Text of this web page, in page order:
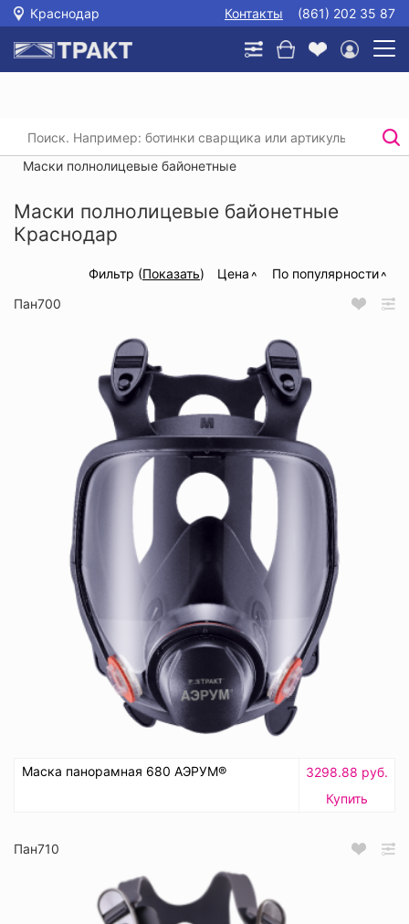
Краснодар Контакты (861) 202 35 87
Главная / /
Маски, полумаски, фильтры
Маски полнолицевые байонетные
Маски полнолицевые байонетные
Краснодар
Фильтр (Показать) Цена
По популярности
Пан700
Маска панорамная 680 АЭРУМ®
3298.88 руб.
Купить
Пан710